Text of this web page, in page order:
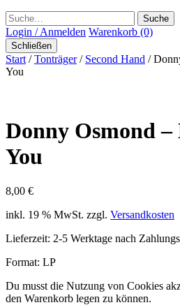
Suche
Login / Anmelden Warenkorb (0)
Schließen
Start /Tonträger/ Second Hand /
You
Donny Osmond –
You
8,00 €
inkl. 19 % MwSt. zzgl. Versandkosten
Lieferzeit: 2-5 Werktage nach
Format: LP
Du musst die Nutzung von Cookies
den Warenkorb legen zu können.